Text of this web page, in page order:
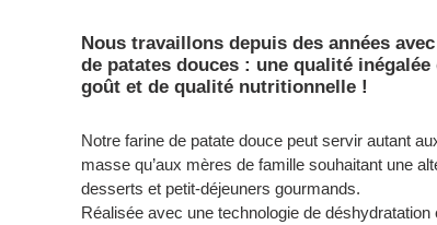
panier
Nous travaillons depuis des années
de patates douces : une qualité
goût et de qualité nutritionnelle !
Notre farine de patate douce peut servir autant
masse qu’aux mères de famille souhaitant une
desserts et petit-déjeuners gourmands.
Réalisée avec une technologie de